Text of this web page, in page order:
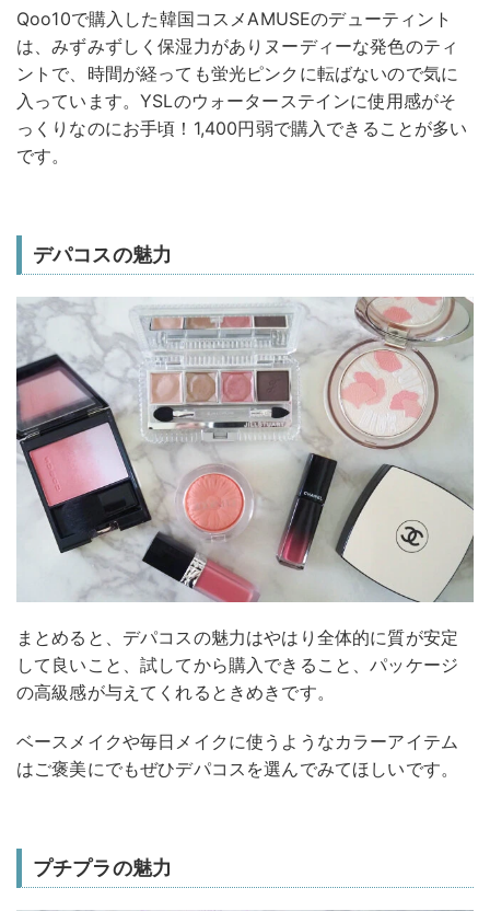
Qoo10で購入した韓国コスメAMUSEのデューティント
は、みずみずしく保湿力がありヌーディーな発色のティ
ントで、時間が経っても蛍光ピンクに転ばないので気に
入っています。YSLのウォーターステインに使用感がそ
っくりなのにお手頃！1,400円弱で購入できることが多い
です。
デパコスの魅力
まとめると、デパコスの魅力はやはり全体的に質が安定
して良いこと、試してから購入できること、パッケージ
の高級感が与えてくれるときめきです。
ベースメイクや毎日メイクに使うようなカラーアイテム
はご褒美にでもぜひデパコスを選んでみてほしいです。
プチプラの魅力